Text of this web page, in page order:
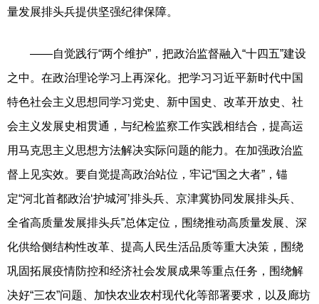
量发展排头兵提供坚强纪律保障。
——自觉践行“两个维护”，把政治监督融入“十四五”建设
之中。在政治理论学习上再深化。把学习习近平新时代中国
特色社会主义思想同学习党史、新中国史、改革开放史、社
会主义发展史相贯通，与纪检监察工作实践相结合，提高运
用马克思主义思想方法解决实际问题的能力。在加强政治监
督上见实效。要自觉提高政治站位，牢记“国之大者”，锚
定“河北首都政治‘护城河’排头兵、京津冀协同发展排头兵、
全省高质量发展排头兵”总体定位，围绕推动高质量发展、深
化供给侧结构性改革、提高人民生活品质等重大决策，围绕
巩固拓展疫情防控和经济社会发展成果等重点任务，围绕解
决好“三农”问题、加快农业农村现代化等部署要求，以及廊坊